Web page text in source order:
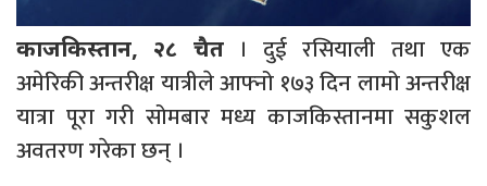
काजकिस्तान, २८ चैत। दुई रसियाली तथा एक
अमेरिकी अन्तरीक्ष यात्रीले आफ्नो १७३ दिन लामो अन्तरीक्ष
यात्रा पूरा गरी सोमबार मध्य काजकिस्तानमा सकुशल
अवतरण गरेका छन् ।